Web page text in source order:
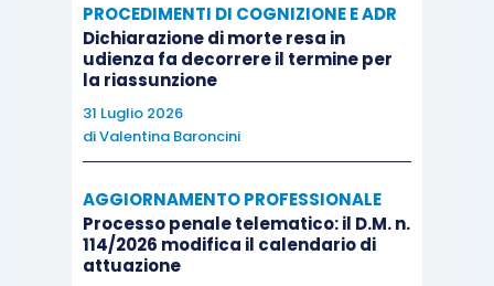
PROCEDIMENTI DI COGNIZIONE E ADR
Dichiarazione di morte resa in
udienza fa decorrere il termine per
la riassunzione
31 Luglio 2026
diValentina Baroncini
AGGIORNAMENTO PROFESSIONALE
Processo penale telematico: il D.M. n.
114/2026 modifica il calendario di
attuazione